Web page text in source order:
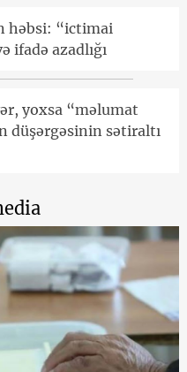
həbsi: “ictimai
ifadə azadlığı
yoxsa “məlumat
düşərgəsinin sətiraltı